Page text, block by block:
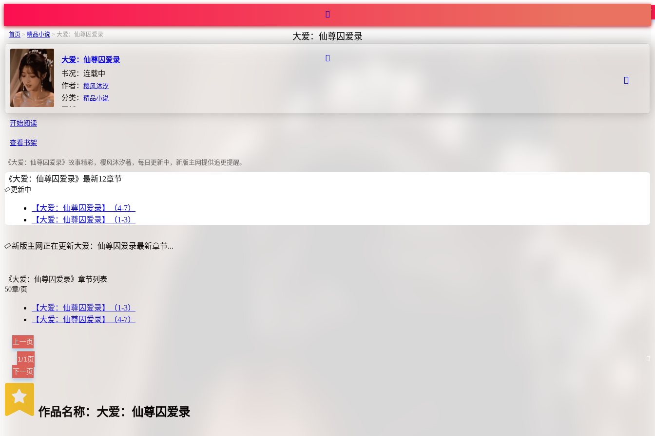
大爱：仙尊囚爱录
首页 > 精品小说 > 大爱：仙尊囚爱录
大爱：仙尊囚爱录
书况：连载中
作者： 樱风沐汐
分类： 精品小说
热度147
开始阅读
查看书架
《大爱：仙尊囚爱录》故事精彩，樱风沐汐著，每日更新中，新版主网提供追更提醒。
《大爱：仙尊囚爱录》最新12章节
更新中
【大爱：仙尊囚爱录】（4-7）
【大爱：仙尊囚爱录】（1-3）
新版主网正在更新大爱：仙尊囚爱录最新章节...
《大爱：仙尊囚爱录》章节列表
50章/页
【大爱：仙尊囚爱录】（1-3）
【大爱：仙尊囚爱录】（4-7）
上一页
1/1页
下一页
作品名称：大爱：仙尊囚爱录